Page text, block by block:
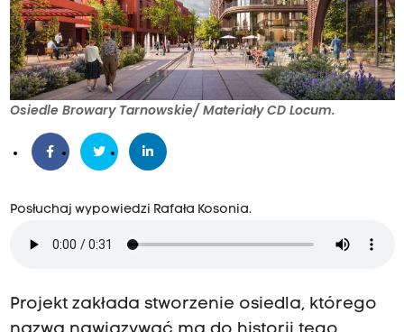
Osiedle Browary Tarnowskie/ Materiały CD Locum.
Posłuchaj wypowiedzi Rafała Kosonia.
Projekt zakłada stworzenie osiedla, którego